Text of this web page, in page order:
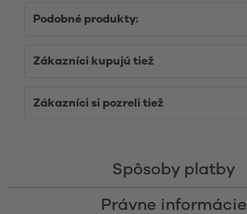
Podobné produkty:
Zákazníci kupujú tiež
Zákazníci si pozreli tiež
Spôsoby platby
Právne informácie